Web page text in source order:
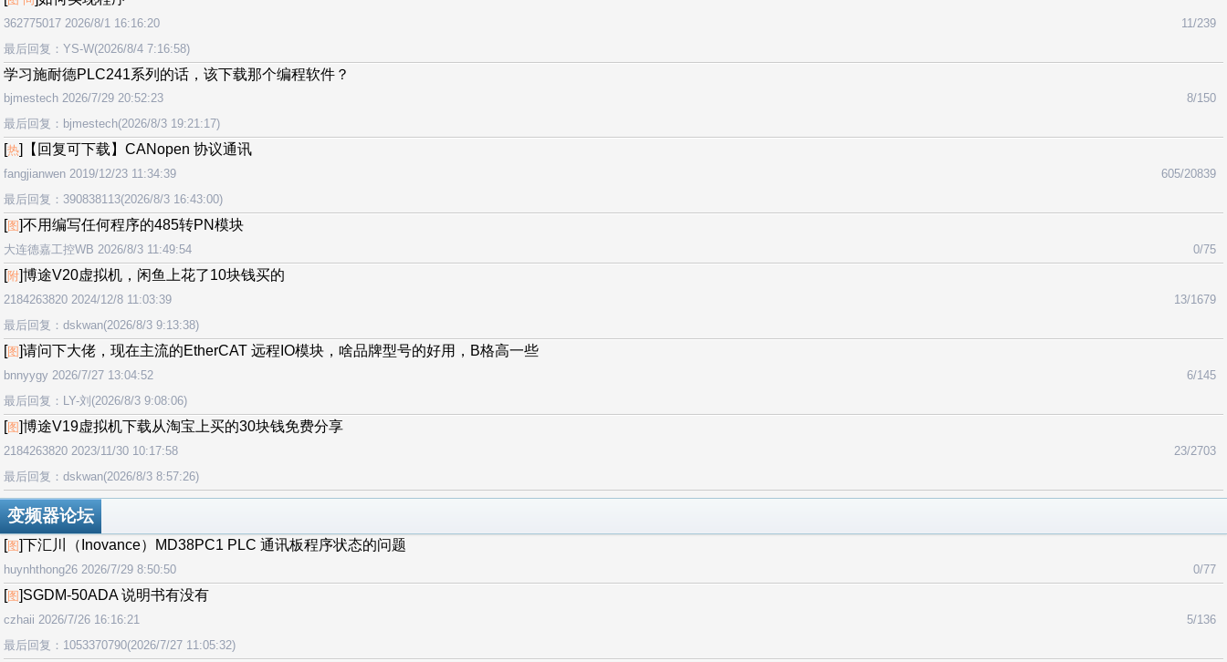
362775017 2026/8/1 16:16:20
11/239
最后回复：YS-W(2026/8/4 7:16:58)
学习施耐德PLC241系列的话，该下载那个编程软件？
bjmestech 2026/7/29 20:52:23
8/150
最后回复：bjmestech(2026/8/3 19:21:17)
[热]【回复可下载】CANopen 协议通讯
fangjianwen 2019/12/23 11:34:39
605/20839
最后回复：390838113(2026/8/3 16:43:00)
[图]不用编写任何程序的485转PN模块
大连德嘉工控WB 2026/8/3 11:49:54 0/75
[附]博途V20虚拟机，闲鱼上花了10块钱买的
2184263820 2024/12/8 11:03:39
13/1679
最后回复：dskwan(2026/8/3 9:13:38)
[图]请问下大佬，现在主流的EtherCAT 远程IO模块，啥品牌型号的好用，B格高一些
bnnyygy 2026/7/27 13:04:52
6/145
最后回复：LY-刘(2026/8/3 9:08:06)
[图]博途V19虚拟机下载从淘宝上买的30块钱免费分享
2184263820 2023/11/30 10:17:58
23/2703
最后回复：dskwan(2026/8/3 8:57:26)
变频器论坛
[图]下汇川（Inovance）MD38PC1 PLC 通讯板程序状态的问题
huynhthong26 2026/7/29 8:50:50 0/77
[图]SGDM-50ADA 说明书有没有
czhaii 2026/7/26 16:16:21
5/136
最后回复：1053370790(2026/7/27 11:05:32)